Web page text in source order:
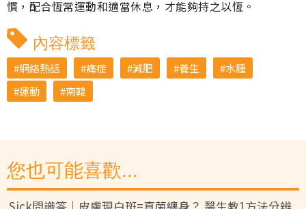
慣，配合恆常運動和適當休息，才能夠持之以恆。
內容標籤
網絡熱話 痛症 減肥 養生
水腫
運動
南韓
您也可能喜歡...